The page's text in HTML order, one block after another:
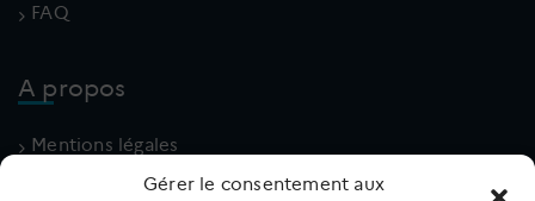
Gérer le consentement aux
FAQ
A propos
Mentions légales
Politique de cookies (UE)